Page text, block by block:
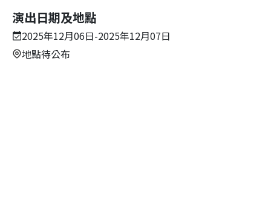
演出日期及地點
2025年12月06日-2025年12月07日
地點待公布